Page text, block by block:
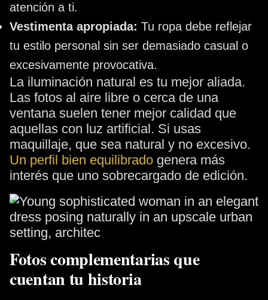
atención a ti.
Vestimenta apropiada: Tu ropa debe reflejar
tu estilo personal sin ser demasiado casual o
excesivamente provocativa.
La iluminación natural es tu mejor aliada.
Las fotos al aire libre o cerca de una
ventana suelen tener mejor calidad que
aquellas con luz artificial. Si usas
maquillaje, que sea natural y no excesivo.
Un perfil bien equilibrado genera más
interés que uno sobrecargado de edición.
Fotos complementarias que
cuentan tu historia